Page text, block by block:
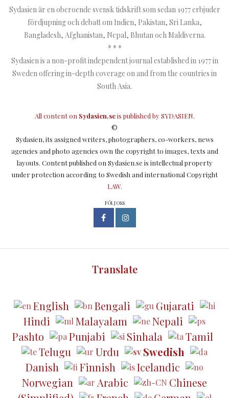
Sydasien är en oberoende svensk tidskrift som sedan 1977 erbjuder
fördjupning och debatt om Indien, Pakistan, Sri Lanka,
Bangladesh, Afghanistan, Nepal, Bhutan och Maldiverna.
* * *
Sydasien is a non-profit independent journal established in 1977 in
Sweden offering in-depth coverage on and from the countries in
South Asia.
All content on Sydasien.seis published bySYDASIEN.
©
Sydasien, its assigned writers, photographers, co-workers, news
agencies and photo agencies own the copyright to images, texts and
layouts. Content published on Sydasien.se is intellectual property
under protection according to Swedish and international Copyright
LAW.
FÖLJ OSS
Translate
English Bengali
Gujarati
Hindi
Malayalam
Nepali
Pashto
Punjabi Sinhala
Tamil
Telugu
Urdu
Swedish
Danish
Finnish
Icelandic
Norwegian
Arabic
Chinese